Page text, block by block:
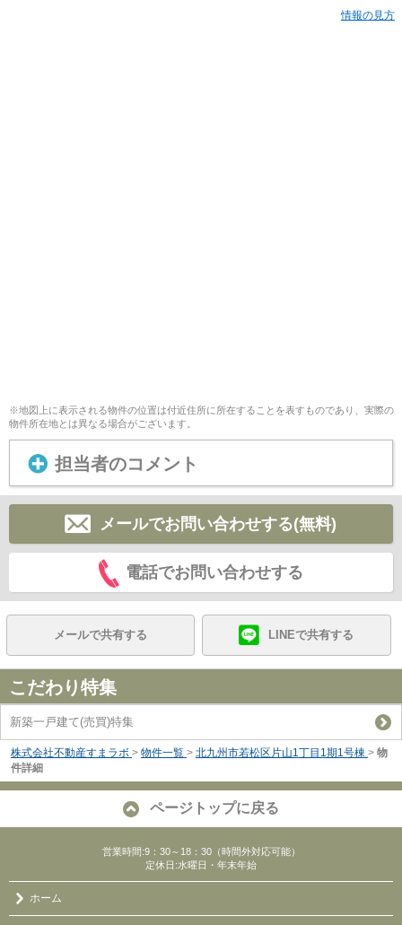
情報の見方
※地図上に表示される物件の位置は付近住所に所在することを表すものであり、実際の
物件所在地とは異なる場合がございます。
担当者のコメント
メールでお問い合わせする(無料)
電話でお問い合わせする
メールで共有する LINEで共有する
こだわり特集
新築一戸建て(売買)特集
株式会社不動産すまラボ > 物件一覧 > 北九州市若松区片山1丁目1期1号棟 > 物
件詳細
ページトップに戻る
営業時間:9：30～18：30（時間外対応可能）
定休日:水曜日・年末年始
ホーム